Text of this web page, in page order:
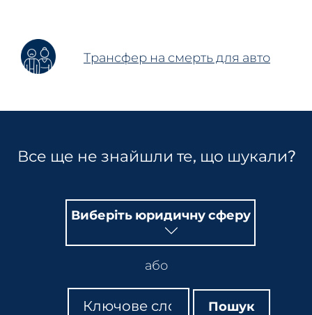
Трансфер на смерть для авто
Все ще не знайшли те, що шукали?
Виберіть юридичну сферу
або
Пошук
Пошук Пошук